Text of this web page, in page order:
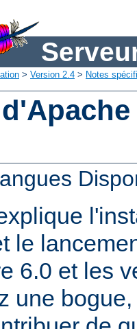
> Version 2.4 > Notes
le
6.0 et les
une